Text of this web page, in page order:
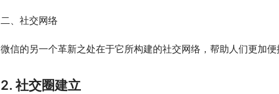
二、社交网络
微信的另一个革新之处在于它所构建的社交网络，帮助人们更加
2. 社交圈建立